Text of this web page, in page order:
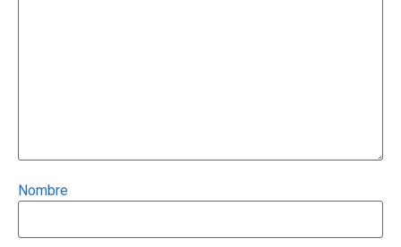
Nombre